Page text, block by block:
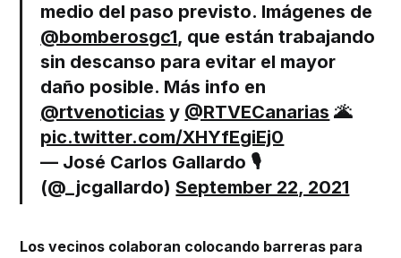
medio del paso previsto. Imágenes de
@bomberosgc1, que están trabajando
sin descanso para evitar el mayor
daño posible. Más info en
@rtvenoticias y @RTVECanarias 🌋
pic.twitter.com/XHYfEgiEj0
— José Carlos Gallardo 🎙️
(@_jcgallardo)September 22, 2021
Los vecinos colaboran colocando barreras para